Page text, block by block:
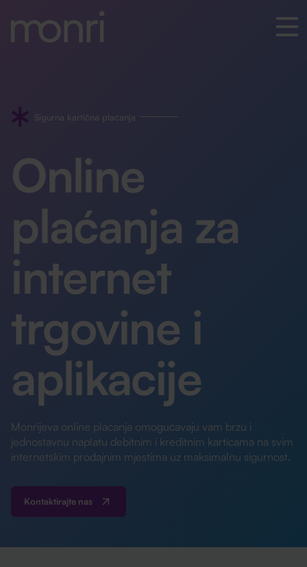
Sigurna kartična plaćanja
Online
plaćanja za
internet
trgovine i
aplikacije
Monrijeva online plaćanja omogućavaju vam brzu i
jednostavnu naplatu debitnim i kreditnim karticama na svim
internetskim prodajnim mjestima uz maksimalnu sigurnost.
Kontaktirajte nas